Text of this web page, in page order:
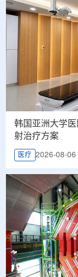
韩国亚洲大学
射治疗方案
医疗 2026-08-06